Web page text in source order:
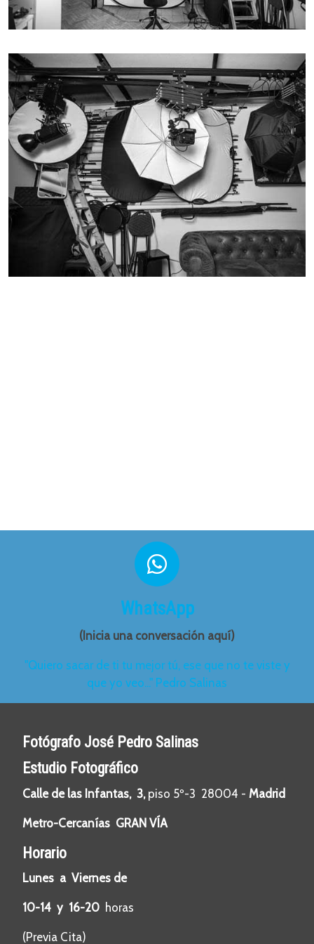
WhatsApp
(Inicia una conversación aquí)
"Quiero sacar de ti tu mejor tú, ese que no te viste y
que yo veo..." Pedro Salinas
Fotógrafo José Pedro Salinas
Estudio Fotográfico
Calle de las Infantas, 3,piso 5º-3 28004 - Madrid
Metro-Cercanías GRAN VÍA
Horario
Lunes a Viernes de
10-14 y 16-20 horas
(Previa Cita)